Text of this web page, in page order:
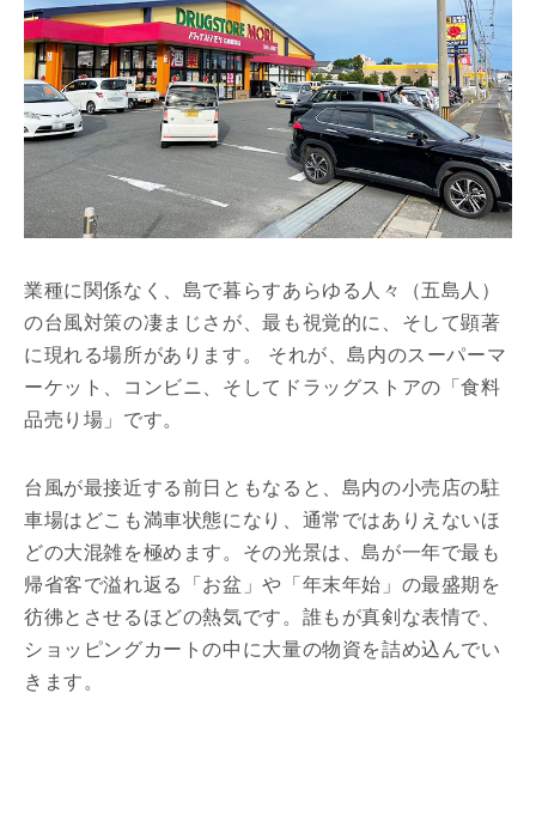
業種に関係なく、島で暮らすあらゆる人々（五島人）
の台風対策の凄まじさが、最も視覚的に、そして顕著
に現れる場所があります。 それが、島内のスーパーマ
ーケット、コンビニ、そしてドラッグストアの「食料
品売り場」です。
台風が最接近する前日ともなると、島内の小売店の駐
車場はどこも満車状態になり、通常ではありえないほ
どの大混雑を極めます。その光景は、島が一年で最も
帰省客で溢れ返る「お盆」や「年末年始」の最盛期を
彷彿とさせるほどの熱気です。誰もが真剣な表情で、
ショッピングカートの中に大量の物資を詰め込んでい
きます。